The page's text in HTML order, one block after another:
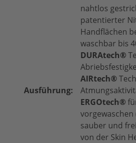
Ausführung:
nahtlos
patentierter
Handflächen
waschbar bis
DURAtech®
AIRtech®
ERGOtech®
vorgewaschen
sauber und
von der Skin